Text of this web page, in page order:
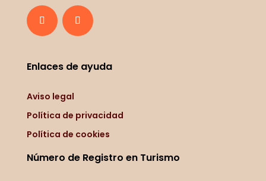
Enlaces de ayuda
Aviso legal
Política de privacidad
Política de cookies
Número de Registro en Turismo